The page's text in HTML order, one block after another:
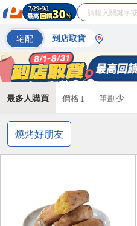
宅配 到店取貨
最多人購買 價格↓ 筆劃少
燒烤好朋友